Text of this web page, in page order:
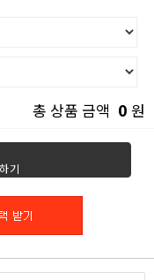
총 상품 금액 0 원
기